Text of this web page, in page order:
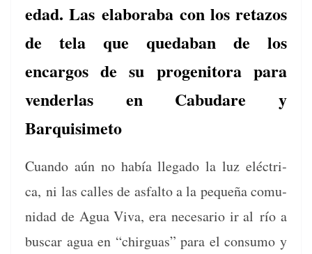
edad. Laselaboraba con los retazos
de tela que quedaban de los
encargos de suprogenitora para
venderlas en Cabudare y
Barquisimeto
Cuan­do aún no había lle­ga­do la luz eléc­tri­
ca,ni las calles de asfal­to a la pequeña comu­
nidad de Agua Viva, era nece­sario ir alrío a
bus­car agua en “chir­guas” para el con­sumo y